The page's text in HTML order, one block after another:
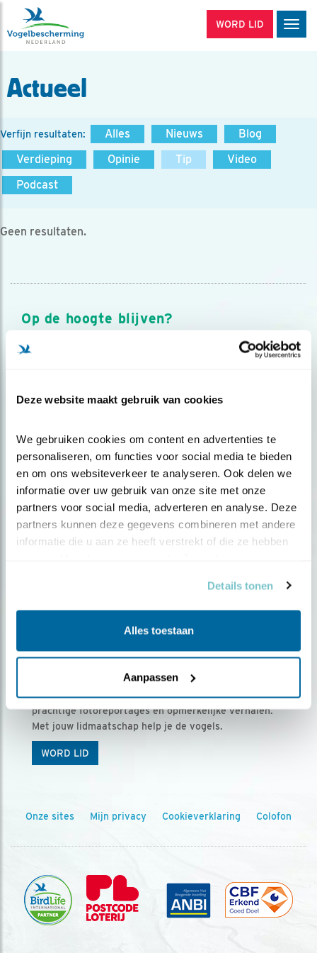
Deze website maakt gebruik van cookies
We gebruiken cookies om content en advertenties te
personaliseren, om functies voor social media te bieden
en om ons websiteverkeer te analyseren. Ook delen we
informatie over uw gebruik van onze site met onze
partners voor social media, adverteren en analyse. Deze
partners kunnen deze gegevens combineren met andere
informatie die u aan ze heeft verstrekt of die ze hebben
Details tonen
Alles toestaan
Aanpassen
WORD LID
Actueel
Verfijn resultaten: Alles Nieuws
Blog
Verdieping
Opinie Tip
Video
Podcast
Geen resultaten.
Op de hoogte blijven?
Meld je aan en ontvang nieuws, inspiratie, acties en tips
over vogels en activiteiten van Vogelbescherming.
Ontvang 5 x Vogels voor € 36,00 per jaar
Vogels is het tijdschrift voor onze leden, met
prachtige fotoreportages en opmerkelijke verhalen.
Met jouw lidmaatschap help je de vogels.
WORD LID
Onze sites Mijn privacy Cookieverklaring Colofon